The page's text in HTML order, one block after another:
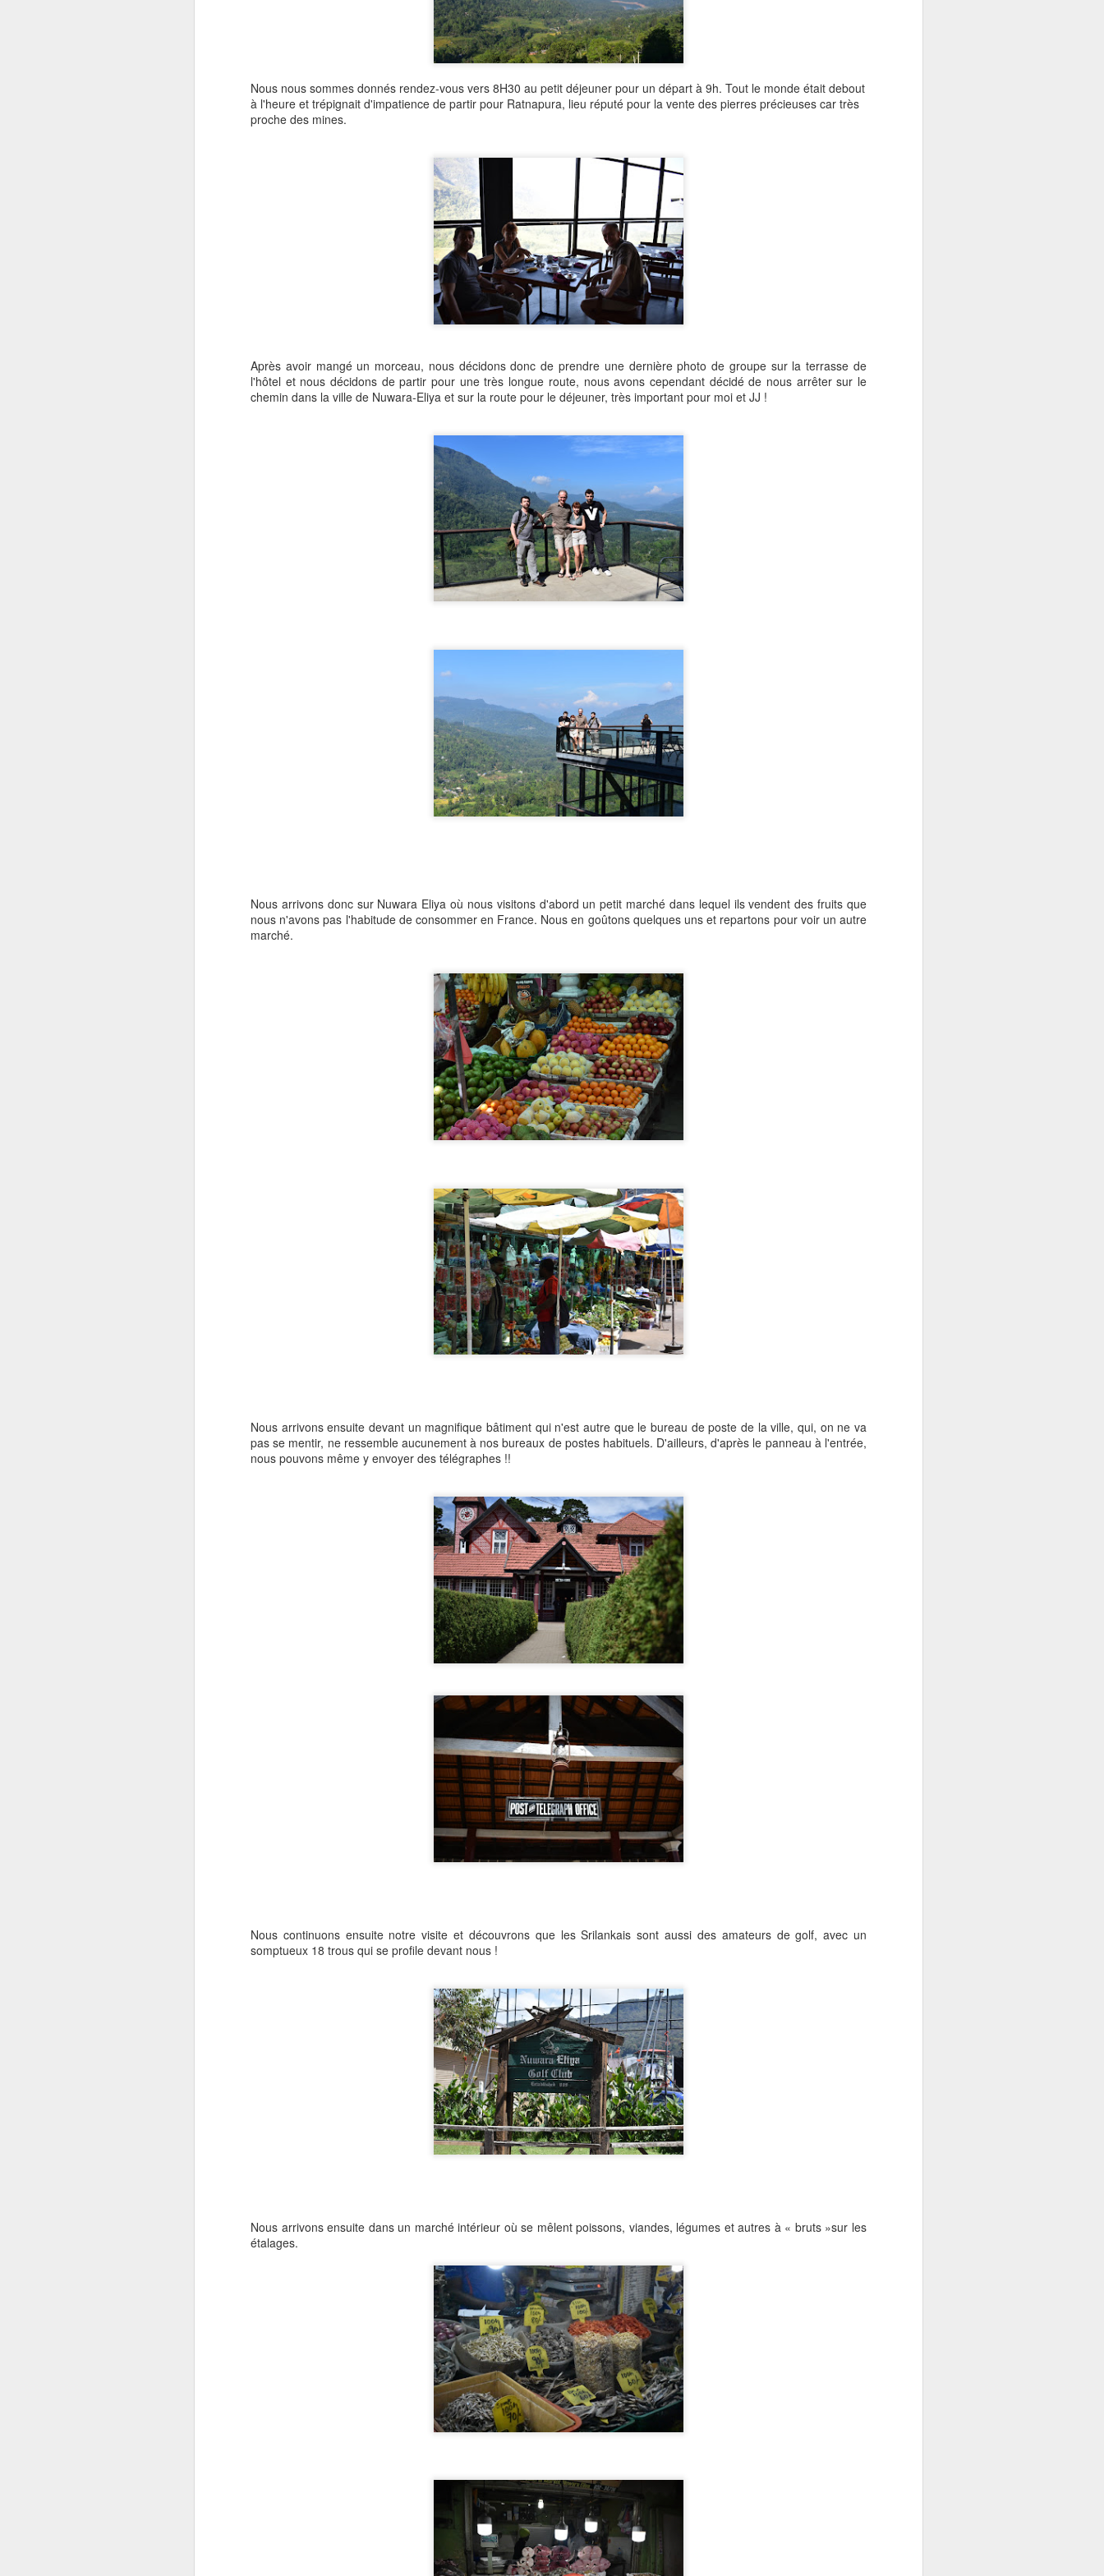
Nous nous sommes donnés rendez-vous vers 8H30 au petit déjeuner pour un départ à 9h. Tout le monde était debout
à l'heure et trépignait d'impatience de partir pour Ratnapura, lieu réputé pour la vente des pierres précieuses car très
proche des mines.
Après avoir mangé un morceau, nous décidons donc de prendre une dernière photo de groupe sur la terrasse de
l'hôtel et nous décidons de partir pour une très longue route, nous avons cependant décidé de nous arrêter sur le
chemin dans la ville de Nuwara-Eliya et sur la route pour le déjeuner, très important pour moi et JJ !
Nous arrivons donc sur Nuwara Eliya où nous visitons d'abord un petit marché dans lequel ils vendent des fruits que
nous n'avons pas l'habitude de consommer en France. Nous en goûtons quelques uns et repartons pour voir un autre
marché.
Nous arrivons ensuite devant un magnifique bâtiment qui n'est autre que le bureau de poste de la ville, qui, on ne va
pas se mentir, ne ressemble aucunement à nos bureaux de postes habituels. D'ailleurs, d'après le panneau à l'entrée,
nous pouvons même y envoyer des télégraphes !!
Nous continuons ensuite notre visite et découvrons que les Srilankais sont aussi des amateurs de golf, avec un
somptueux 18 trous qui se profile devant nous !
Nous arrivons ensuite dans un marché intérieur où se mêlent poissons, viandes, légumes et autres à « bruts »sur les
étalages.
Une fois à l'hôtel, nous avons posés nos affaires et sommes repartis une heure plus tard pour le fort de Galle chez
notre contact. Nous avons vu de nombreuses merveilles dont vous pouvez en voir quelques unes en photos ci-